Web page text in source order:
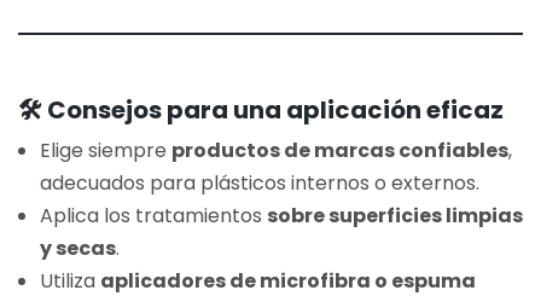
🛠️ Consejos para una aplicación eficaz
Elige siempre productos de marcas confiables,
adecuados para plásticos internos o externos.
Aplica los tratamientos sobre superficies limpias
y secas.
Utiliza aplicadores de microfibra o espuma